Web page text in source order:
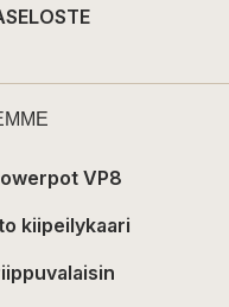
VP8
kiipeilykaari